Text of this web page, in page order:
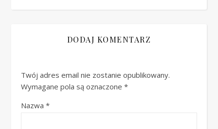
DODAJ KOMENTARZ
Twój adres email nie zostanie opublikowany.
Wymagane pola są oznaczone *
Nazwa *